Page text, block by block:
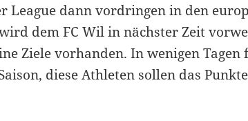
League dann vordringen in den
dem FC Wil in nächster Zeit
Ziele vorhanden. In wenigen Tagen
diese Athleten sollen das